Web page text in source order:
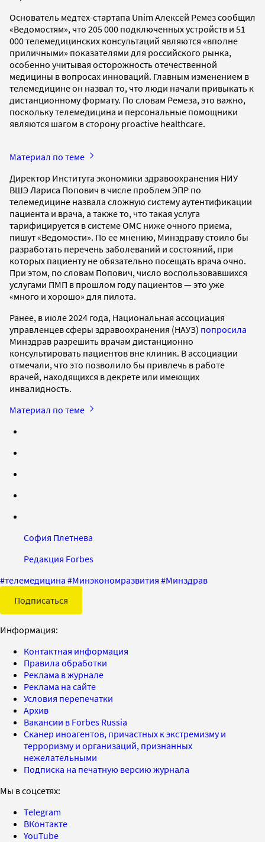
Основатель медтех-стартапа Unim Алексей Ремез сообщил
«Ведомостям», что 205 000 подключенных устройств и 51
000 телемедицинских консультаций являются «вполне
приличными» показателями для российского рынка,
особенно учитывая осторожность отечественной
медицины в вопросах инноваций. Главным изменением в
телемедицине он назвал то, что люди начали привыкать к
дистанционному формату. По словам Ремеза, это важно,
поскольку телемедицина и персональные помощники
являются шагом в сторону proactive healthcare.
Материал по теме
Директор Института экономики здравоохранения НИУ
ВШЭ Лариса Попович в числе проблем ЭПР по
телемедицине назвала сложную систему аутентификации
пациента и врача, а также то, что такая услуга
тарифицируется в системе ОМС ниже очного приема,
пишут «Ведомости». По ее мнению, Минздраву стоило бы
разработать перечень заболеваний и состояний, при
которых пациенту не обязательно посещать врача очно.
При этом, по словам Попович, число воспользовавшихся
услугами ПМП в прошлом году пациентов — это уже
«много и хорошо» для пилота.
Ранее, в июле 2024 года, Национальная ассоциация
управленцев сферы здравоохранения (НАУЗ) попросила
Минздрав разрешить врачам дистанционно
консультировать пациентов вне клиник. В ассоциации
отмечали, что это позволило бы привлечь в работе
врачей, находящихся в декрете или имеющих
инвалидность.
Материал по теме
София Плетнева
Редакция Forbes
#телемедицина #Минэкономразвития #Минздрав
Подписаться
Информация:
Контактная информация
Правила обработки
Реклама в журнале
Реклама на сайте
Условия перепечатки
Архив
Вакансии в Forbes Russia
Сканер иноагентов, причастных к экстремизму и
терроризму и организаций, признанных
нежелательными
Подписка на печатную версию журнала
Мы в соцсетях:
Telegram
ВКонтакте
YouTube